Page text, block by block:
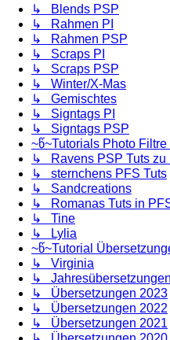
↳ Blends PSP
↳ Rahmen PI
↳ Rahmen PSP
↳ Scraps PI
↳ Scraps PSP
↳ Winter/X-Mas
↳ Gemischtes
↳ Signtags PI
↳ Signtags PSP
~წ~Tutorials Photo Filtre
↳ Ravens PSP Tuts zu
↳ sternchens PFS Tuts
↳ Sandcreations
↳ Romanas Tuts in
↳ Tine
↳ Lylia
~წ~Tutorial
↳ Virginia
↳ Jahresübersetzungen
↳ Übersetzungen 2023
↳ Übersetzungen 2022
↳ Übersetzungen 2021